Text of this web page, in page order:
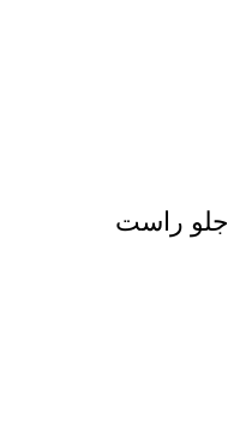
سنسور abs ام وی ام 315 جلو راست